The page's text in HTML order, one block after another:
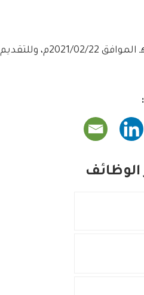
التقديم متاح الآن بدأ اليوم الإثنين بتاريخ 1442/07/10هـ الموافق 2021/02/22م، وللتقديم
الوظائف